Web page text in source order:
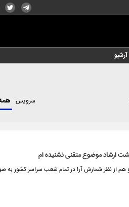
آرشیو
سرویس
ارشاد موضوع متقنی نشنیده ام
نظر شمارش آرا در تمام شعب سراسر کشور به